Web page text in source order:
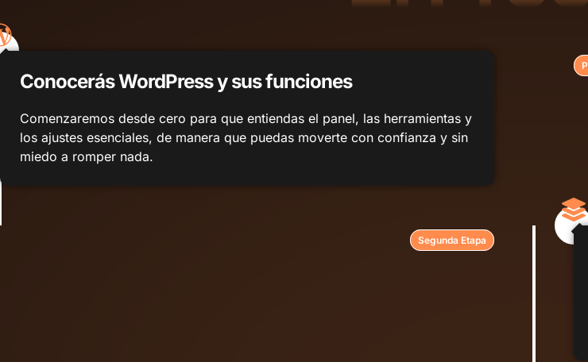
Conocerás WordPress y sus funciones
Comenzaremos desde cero para que entiendas el panel, las herramientas y
los ajustes esenciales, de manera que puedas moverte con confianza y sin
miedo a romper nada.
Segunda Etapa